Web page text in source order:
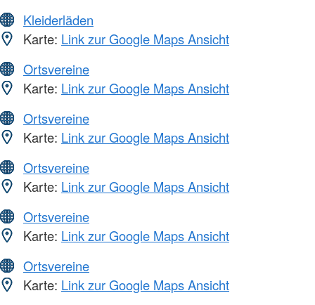
Kleiderläden
Karte: Link zur Google Maps Ansicht
Ortsvereine
Karte: Link zur Google Maps Ansicht
Ortsvereine
Karte: Link zur Google Maps Ansicht
Ortsvereine
Karte: Link zur Google Maps Ansicht
Ortsvereine
Karte: Link zur Google Maps Ansicht
Ortsvereine
Karte: Link zur Google Maps Ansicht